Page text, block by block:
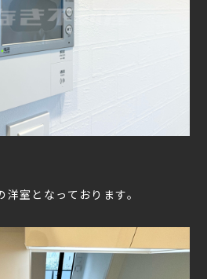
室となっております。